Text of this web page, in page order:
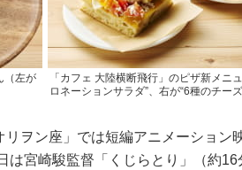
（左が
「カフェ 大陸横断飛行」のピザ新メニ
ロネーションサラダ”、右が“6種のチーズ
ヲン座」では短編アニメーション
は宮崎駿監督「くじらとり」（約16